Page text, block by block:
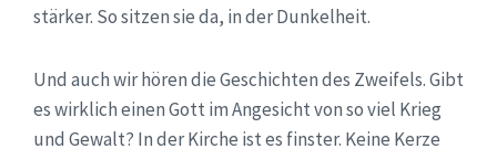
stärker. So sitzen sie da, in der Dunkelheit.
Und auch wir hören die Geschichten des Zweifels. Gibt
es wirklich einen Gott im Angesicht von so viel Krieg
und Gewalt? In der Kirche ist es finster. Keine Kerze